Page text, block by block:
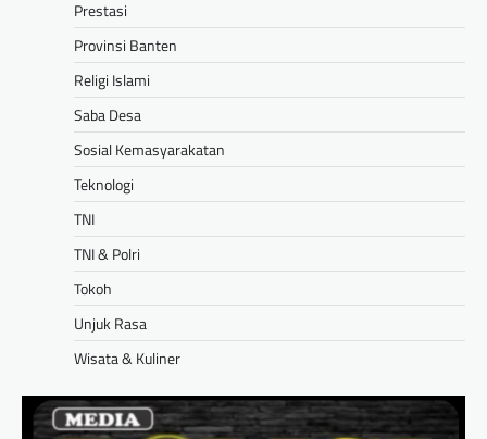
Prestasi
Provinsi Banten
Religi Islami
Saba Desa
Sosial Kemasyarakatan
Teknologi
TNI
TNI & Polri
Tokoh
Unjuk Rasa
Wisata & Kuliner